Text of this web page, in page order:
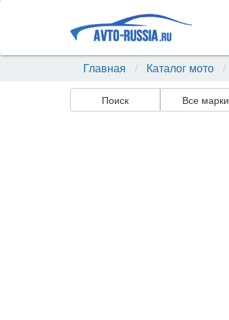
Главная Каталог мото
Поиск Все марки